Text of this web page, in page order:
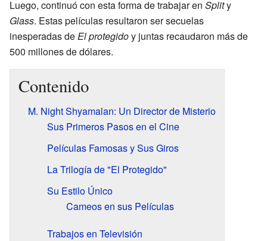
Luego, continuó con esta forma de trabajar en Splity
Glass. Estas películas resultaron ser secuelas
inesperadas deEl protegidoy juntas recaudaron más de
500 millones de dólares.
Contenido
M. Night Shyamalan: Un Director de Misterio
Sus Primeros Pasos en el Cine
Películas Famosas y Sus Giros
La Trilogía de "El Protegido"
Su Estilo Único
Cameos en sus Películas
Trabajos en Televisión